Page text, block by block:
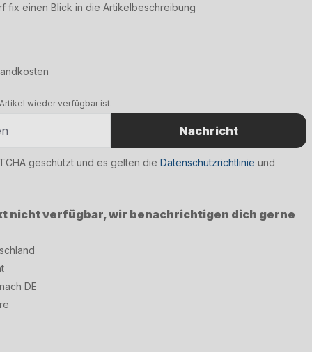
fix einen Blick in die Artikelbeschreibung
nicht verfügbar, wir benachrichtigen dich gerne
wieder verfügbar ist.
Nachricht
geschützt und es gelten die Datenschutzrichtlinie und
DE